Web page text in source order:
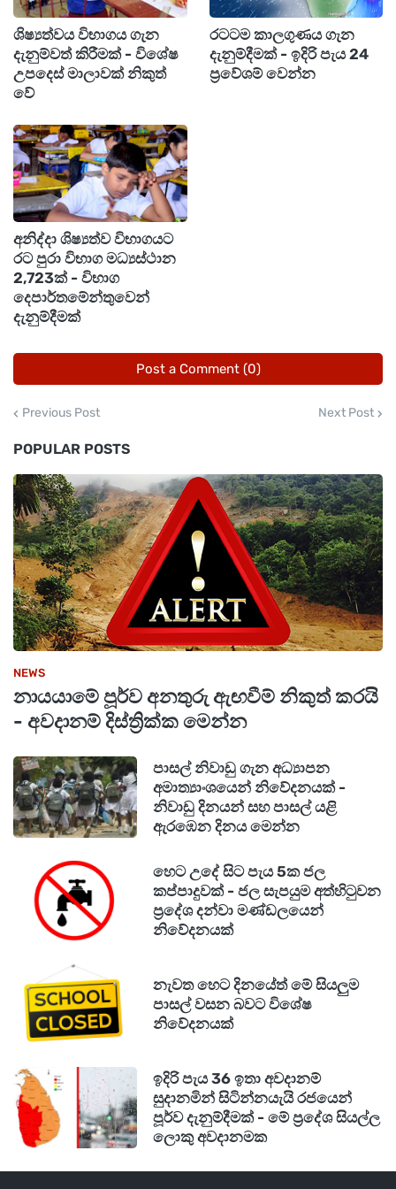
ඉලක්ක කරමින් ප්‍රහාර එල්ල කිරීමේ ප්‍රවණතාවයක්
පවතින බවද වාර්තා වේ.
එමෙන්ම සමාජ මාධ්‍ය හෝ විද්‍යුත් තැපැල් මාර්ගයෙන්
නුහුරු දුරකථන අංක හෝ ගිණුම් වලින් ලැබෙන
පණිවිඩ, සබැඳි හෝ ගොනු කිසිදු හේතුවක් මත
විවෘත නොකළ යුතු බවද ඊශ්‍රායල ආරක්ෂක අංශ
ජනතාවට අවවාද කර තිබේ.
බොහෝ අවස්ථාවල මෙවැනි පණිවිඩ සහ ගොනු
සයිබර් ප්‍රහාර ක්‍රියාත්මක කිරීම සඳහා භාවිතා කරන
බවද එම අංශ පෙන්වා දෙයි.
ශිෂ්‍යත්වය විභාගය ගැන
දැනුම්වත් කිරීමක් - විශේෂ
උපදෙස් මාලාවක් නිකුත්
වේ
රටටම කාලගුණය ගැන
දැනුම්දීමක් - ඉදිරි පැය 24
ප්‍රවේශම් වෙන්න
අනිද්දා ශිෂ්‍යත්ව විභාගයට
රට පුරා විභාග මධ්‍යස්ථාන
2,723ක් - විභාග
දෙපාර්තමේන්තුවෙන්
දැනුම්දීමක්
Post a Comment (0)
Previous Post Next Post
POPULAR POSTS
NEWS
නායයාමේ පූර්ව අනතුරු ඇඟවීම් නිකුත් කරයි
- අවදානම් දිස්ත්‍රික්ක මෙන්න
පාසල් නිවාඩු ගැන අධ්‍යාපන
අමාත්‍යාංශයෙන් නිවේදනයක් -
නිවාඩු දිනයන් සහ පාසල් යළි
ඇරඹෙන දිනය මෙන්න
හෙට උදේ සිට පැය 5ක ජල
කප්පාදුවක් - ජල සැපයුම අත්හිටුවන
ප්‍රදේශ දන්වා මණ්ඩලයෙන්
නිවේදනයක්
නැවත හෙට දිනයේත් මේ සියලුම
පාසල් වසන බවට විශේෂ
නිවේදනයක්
ඉදිරි පැය 36 ඉතා අවදානම්
සුදානමින් සිටින්නයැයි රජයෙන්
පූර්ව දැනුම්දීමක් - මේ ප්‍රදේශ සියල්ල
ලොකු අවදානමක